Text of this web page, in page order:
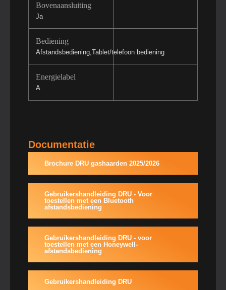
Bovenaansluiting
Ja
Bediening
Afstandsbediening,Tablet/telefoon bediening
Energielabel
A
Documentatie
Brochure DRU gashaarden 2025/2026
Gebruikershandleiding DRU - Voor
toestellen met een Bluetooth
afstandsbediening
Gebruikershandleiding DRU - voor
toestellen met een Honeywell-
afstandsbediening
Gebruikershandleiding DRU